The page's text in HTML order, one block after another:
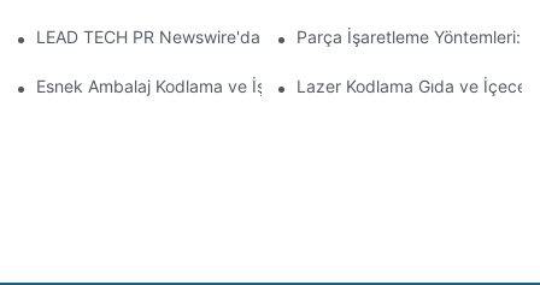
LEAD TECH PR Newswire'da yer aldı: Interpack 2026
Parça İşaretleme Yöntemleri:
Esnek Ambalaj Kodlama ve İşaretleme İçin En İyi Teknolojileri
Lazer Kodlama Gıda ve